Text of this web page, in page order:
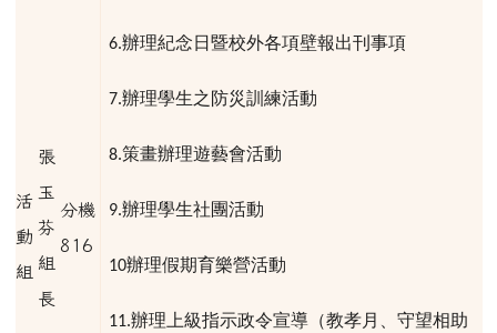
活
動
組
張
玉
芬
組
長
分機
816
6.辦理紀念日暨校外各項壁報出刊事項
7.辦理學生之防災訓練活動
8.策畫辦理遊藝會活動
9.辦理學生社團活動
10辦理假期育樂營活動
11.辦理上級指示政令宣導（教孝月、守望相助